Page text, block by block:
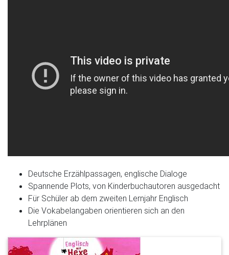
Deutsche Erzählpassagen, englische Dialoge
Spannende Plots, von Kinderbuchautoren ausgedacht
Für Schüler ab dem zweiten Lernjahr Englisch
Die Vokabelangaben orientieren sich an den
Lehrplänen